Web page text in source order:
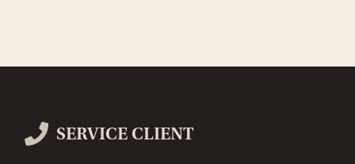
SERVICE CLIENT